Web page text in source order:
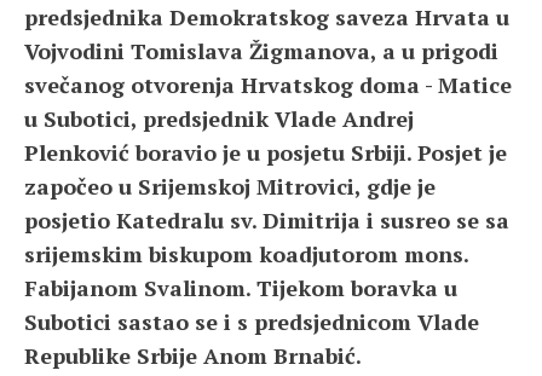
predsjednika Demokratskog saveza Hrvata u
Vojvodini Tomislava Žigmanova, a u prigodi
svečanog otvorenja Hrvatskog doma - Matice
u Subotici, predsjednik Vlade Andrej
Plenković boravio je u posjetu Srbiji. Posjet je
započeo u Srijemskoj Mitrovici, gdje je
posjetio Katedralu sv. Dimitrija i susreo se sa
srijemskim biskupom koadjutorom mons.
Fabijanom Svalinom. Tijekom boravka u
Subotici sastao se i s predsjednicom Vlade
Republike Srbije Anom Brnabić.